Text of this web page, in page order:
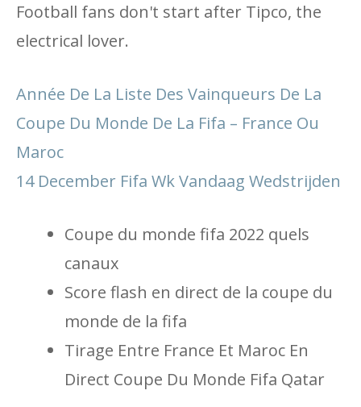
Football fans don't start after Tipco, the
electrical lover.
Année De La Liste Des Vainqueurs De La
Coupe Du Monde De La Fifa – France Ou
Maroc
14 December Fifa Wk Vandaag Wedstrijden
Coupe du monde fifa 2022 quels
canaux
Score flash en direct de la coupe du
monde de la fifa
Tirage Entre France Et Maroc En
Direct Coupe Du Monde Fifa Qatar